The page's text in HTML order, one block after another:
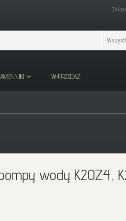
WYPRZEDAŻ
wody K20Z4,